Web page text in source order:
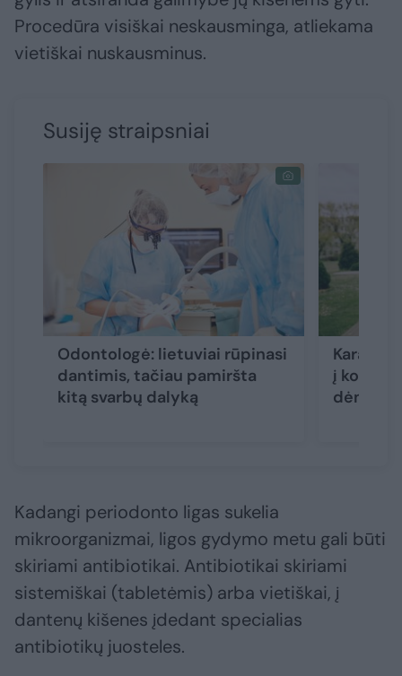
Procedūra visiškai neskausminga, atliekama
vietiškai nuskausminus.
Susiję straipsniai
Odontologė: lietuviai rūpinasi
dantimis, tačiau pamiršta
kitą svarbų dalyką
į kokius
dėmesį?
Kadangi periodonto ligas sukelia
mikroorganizmai, ligos gydymo metu gali būti
skiriami antibiotikai. Antibiotikai skiriami
sistemiškai (tabletėmis) arba vietiškai, į
dantenų kišenes įdedant specialias
antibiotikų juosteles.